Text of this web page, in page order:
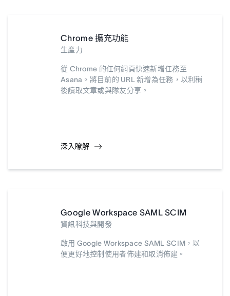
Chrome 擴充功能
生產力
從 Chrome 的任何網頁快速新增任務至
Asana。將目前的 URL 新增為任務，以利稍
後讀取文章或與隊友分享。
深入瞭解
Google Workspace SAML SCIM
資訊科技與開發
啟用 Google Workspace SAML SCIM，以
便更好地控制使用者佈建和取消佈建。